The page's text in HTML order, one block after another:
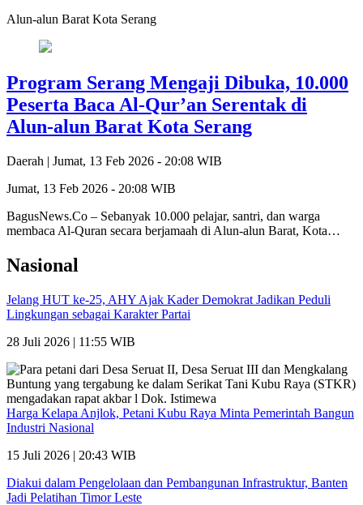
Alun-alun Barat Kota Serang
Program Serang Mengaji Dibuka, 10.000
Peserta Baca Al-Qur’an Serentak di
Alun-alun Barat Kota Serang
Daerah | Jumat, 13 Feb 2026 - 20:08 WIB
Jumat, 13 Feb 2026 - 20:08 WIB
BagusNews.Co – Sebanyak 10.000 pelajar, santri, dan warga
membaca Al-Quran secara berjamaah di Alun-alun Barat, Kota…
Nasional
Jelang HUT ke-25, AHY Ajak Kader Demokrat Jadikan Peduli
Lingkungan sebagai Karakter Partai
28 Juli 2026 | 11:55 WIB
Harga Kelapa Anjlok, Petani Kubu Raya Minta Pemerintah Bangun
Industri Nasional
15 Juli 2026 | 20:43 WIB
Diakui dalam Pengelolaan dan Pembangunan Infrastruktur, Banten
Jadi Pelatihan Timor Leste